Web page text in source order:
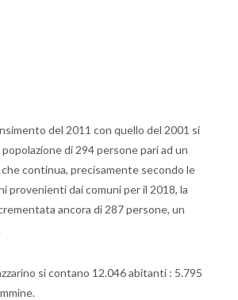
del 2011 con quello del 2001 si
di 294 persone pari ad un
che continua, precisamente secondo le
provenienti dai comuni per il 2018, la
ancora di 287 persone, un
si contano 12.046 abitanti : 5.795